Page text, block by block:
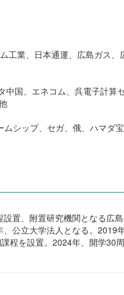
業、日本通運、広島ガス、
国、エネコム、呉電子計算
シップ、セガ、俄、ハマダ
置、附置研究機関となる広
公立大学法人となる。2019
程を設置。2024年、開学30